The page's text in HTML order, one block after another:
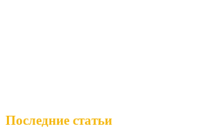
Последние статьи